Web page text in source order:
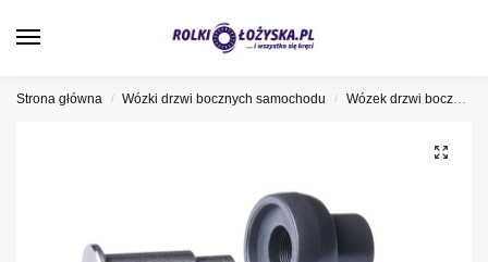
Strona główna / Wózki drzwi bocznych samochodu / Wózek drzwi bocznych Fiat